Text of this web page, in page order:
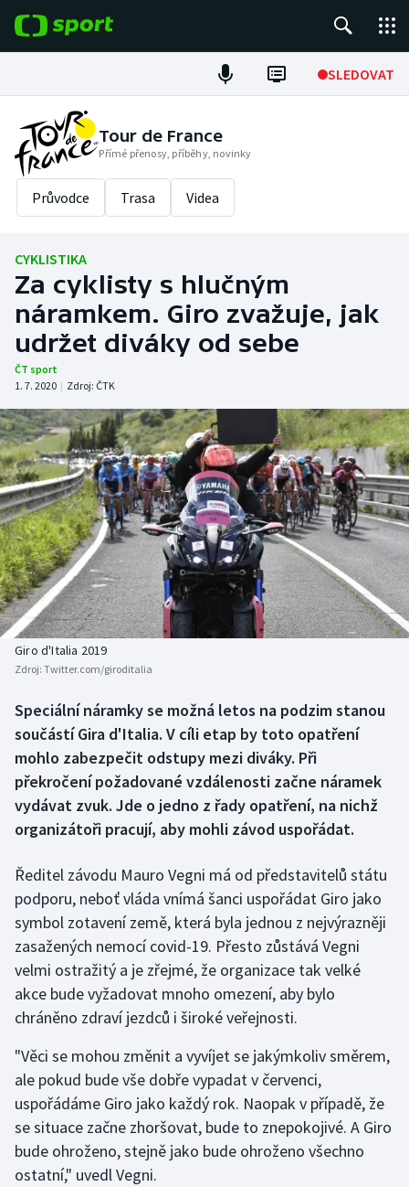
SLEDOVAT
Fotbal
Hokej
Tenis
Cyklistika
DALŠÍ SPORTY
Americký fotbal
Baseball a softbal
Basketbal
Biatlon
Boby a skeleton
Box
Curling
Florbal
Futsal
Házená
Jezdectví
Judo
Lezení
Lyže a snowboard
Moderní pětiboj
NEPŘEHLÉDNĚTE
Soutěže
Historické návraty
Aplikace ČT sport
AZ kvíz
Tour de France
Přímé přenosy, příběhy, novinky
Průvodce Trasa Videa
CYKLISTIKA
Za cyklisty s hlučným
náramkem. Giro zvažuje, jak
udržet diváky od sebe
ČT sport
1. 7. 2020 | Zdroj: ČTK
Giro d'Italia 2019
Zdroj: Twitter.com/giroditalia
Speciální náramky se možná letos na podzim stanou
součástí Gira d'Italia. V cíli etap by toto opatření
mohlo zabezpečit odstupy mezi diváky. Při
překročení požadované vzdálenosti začne náramek
vydávat zvuk. Jde o jedno z řady opatření, na nichž
organizátoři pracují, aby mohli závod uspořádat.
Ředitel závodu Mauro Vegni má od představitelů státu
podporu, neboť vláda vnímá šanci uspořádat Giro jako
symbol zotavení země, která byla jednou z nejvýrazněji
zasažených nemocí covid-19. Přesto zůstává Vegni
velmi ostražitý a je zřejmé, že organizace tak velké
akce bude vyžadovat mnoho omezení, aby bylo
chráněno zdraví jezdců i široké veřejnosti.
"Věci se mohou změnit a vyvíjet se jakýmkoliv směrem,
ale pokud bude vše dobře vypadat v červenci,
uspořádáme Giro jako každý rok. Naopak v případě, že
se situace začne zhoršovat, bude to znepokojivé. A Giro
bude ohroženo, stejně jako bude ohroženo všechno
ostatní," uvedl Vegni.